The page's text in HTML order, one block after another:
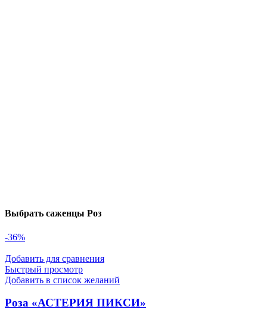
Выбрать саженцы Роз
-36%
Добавить для сравнения
Быстрый просмотр
Добавить в список желаний
Роза «АСТЕРИЯ ПИКСИ»